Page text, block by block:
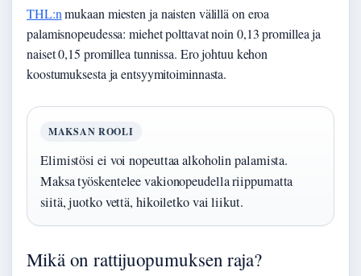
THL:nmukaan miesten ja naisten välillä on eroa
palamisnopeudessa: miehet polttavat noin 0,13 promillea ja
naiset 0,15 promillea tunnissa. Ero johtuu kehon
koostumuksesta ja entsyymitoiminnasta.
MAKSAN ROOLI
Elimistösi ei voi nopeuttaa alkoholin palamista.
Maksa työskentelee vakionopeudella riippumatta
siitä, juotko vettä, hikoiletko vai liikut.
Mikä on rattijuopumuksen raja?